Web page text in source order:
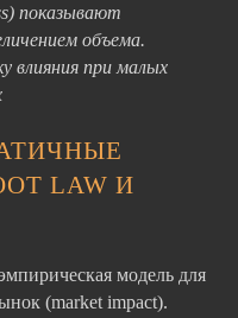
показывают
объема.
влияния при малых
LAW И
модель для
(market impact).